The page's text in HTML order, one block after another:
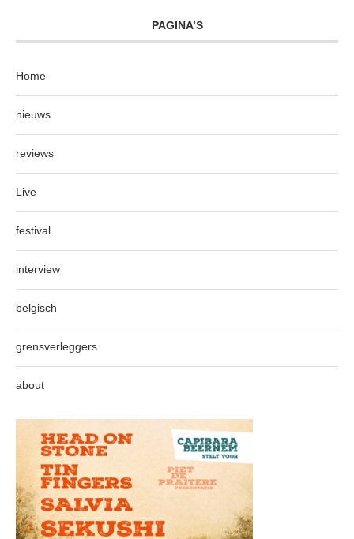
PAGINA’S
Home
nieuws
reviews
Live
festival
interview
belgisch
grensverleggers
about